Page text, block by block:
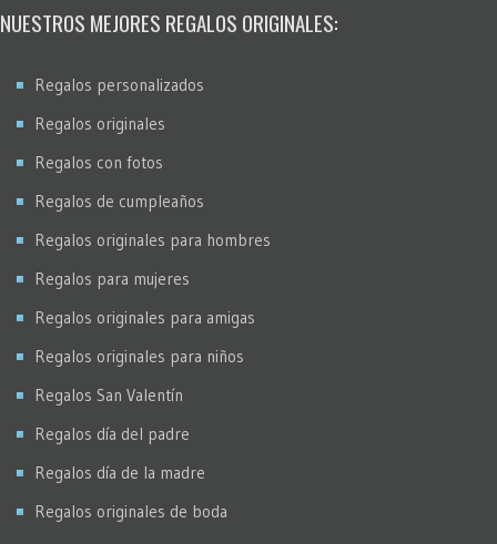
NUESTROS MEJORES REGALOS ORIGINALES:
Regalos personalizados
Regalos originales
Regalos con fotos
Regalos de cumpleaños
Regalos originales para hombres
Regalos para mujeres
Regalos originales para amigas
Regalos originales para niños
Regalos San Valentín
Regalos día del padre
Regalos día de la madre
Regalos originales de boda